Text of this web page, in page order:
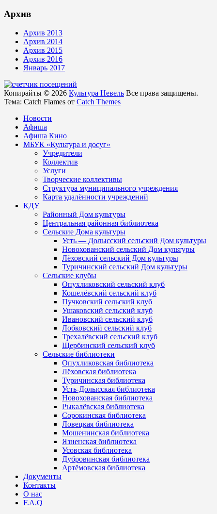
Архив
Архив 2013
Архив 2014
Архив 2015
Архив 2016
Январь 2017
Копирайты © 2026 Культура Невель Все права защищены.
Тема: Catch Flames от Catch Themes
Новости
Афиша
Афиша Кино
МБУК «Культура и досуг»
Учредители
Коллектив
Услуги
Творческие коллективы
Структура муниципального учреждения
Карта удалённости учреждений
КДУ
Районный Дом культуры
Центральная районная библиотека
Сельские Дома культуры
Усть — Долысский сельский Дом культуры
Новохованский сельский Дом культуры
Лёховский сельский Дом культуры
Туричинский сельский Дом культуры
Сельские клубы
Опухликовский сельский клуб
Кошелёвский сельский клуб
Пучковский сельский клуб
Ушаковский сельский клуб
Ивановский сельский клуб
Лобковский сельский клуб
Трехалёвский сельский клуб
Щербинский сельский клуб
Сельские библиотеки
Опухликовская библиотека
Лёховская библиотека
Туричинская библиотека
Усть-Долысская библиотека
Новохованская библиотека
Рыкалёвская библиотека
Сорокинская библиотека
Ловецкая библиотека
Мошенинская библиотека
Язненская библиотека
Усовская библиотека
Дубровинская библиотека
Артёмовская библиотека
Документы
Контакты
О нас
F.A.Q